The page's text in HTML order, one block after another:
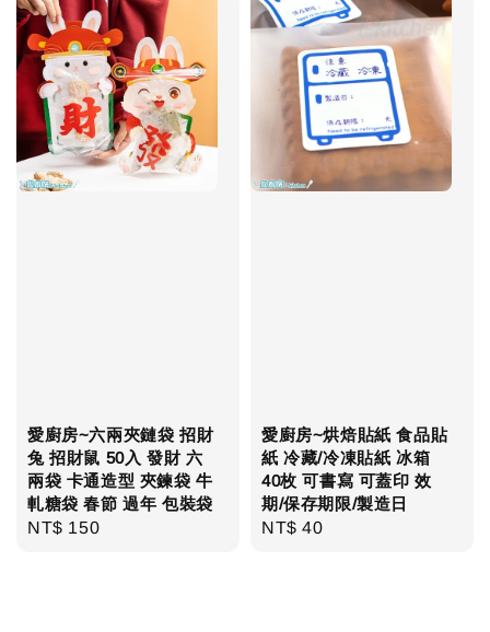
愛廚房~六兩夾鏈袋 招財
兔 招財鼠 50入 發財 六
兩袋 卡通造型 夾鍊袋 牛
軋糖袋 春節 過年 包裝袋
Regular
NT$ 150
愛廚房~烘焙貼紙 食品貼
紙 冷藏/冷凍貼紙 冰箱
40枚 可書寫 可蓋印 效
期/保存期限/製造日
Regular
NT$ 40